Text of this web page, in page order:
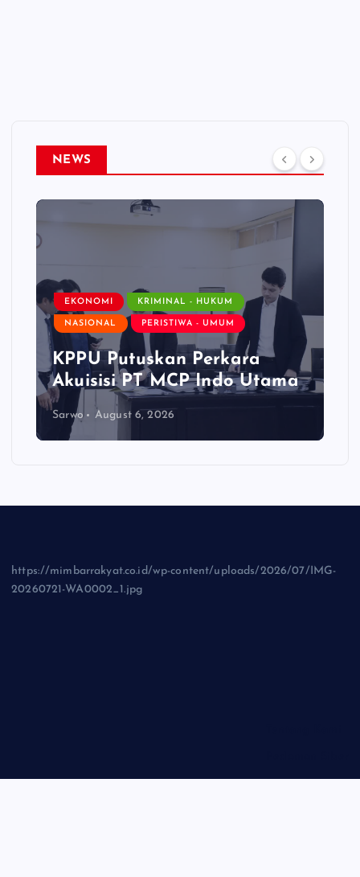
NEWS
EKONOMI KRIMINAL - HUKUM
NASIONAL PERISTIWA - UMUM
KPPU Putuskan Perkara
Akuisisi PT MCP Indo Utama
Sarwo August 6, 2026
https://mimbarrakyat.co.id/wp-content/uploads/2026/07/IMG-
20260721-WA0002_1.jpg